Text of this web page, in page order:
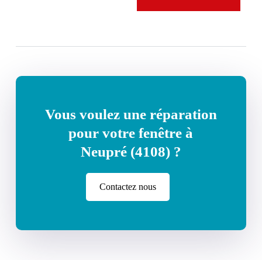
Vous voulez une réparation
pour votre fenêtre à
Neupré (4108) ?
Contactez nous